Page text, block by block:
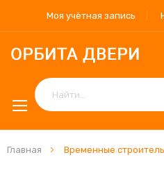
Моя учётная запись
Главная Временные